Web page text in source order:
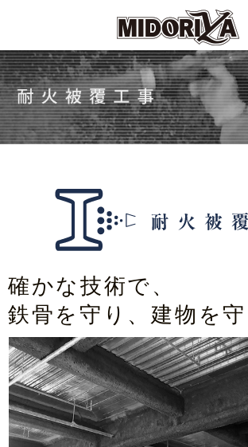
確かな技術で、
鉄骨を守り、建物を守